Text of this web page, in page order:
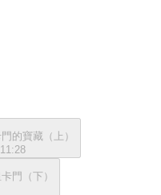
的寶藏（上）
11:28
門（下）